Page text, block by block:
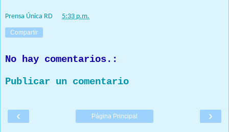
Prensa Única RD 5:33 p.m.
Compartir
No hay comentarios.:
Publicar un comentario
‹ ›
Página Principal